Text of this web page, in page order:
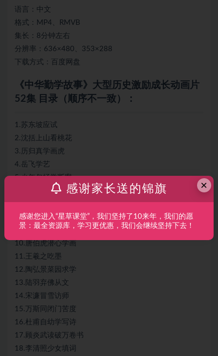
语言：中文
格式：MP4、RMVB
集长：8分钟左右
分辨率：636×480、353×288
下载方式：百度网盘
《中华勤学故事》大型历史激励成长动画片
52集 目录（顺序不一致）：
1.苏东坡应试
2.沈括上山看桃花
3.历归真学画虎
4.岳飞学艺
5.少年包拯学断案
6.陈平忍辱苦读书
7.匡衡凿壁偷光
8.李白铁杵磨成针
9.皇莆谧浪子回头
10.唐伯虎潜心学画
11.王羲之吃墨
12.陶弘景菜园求学
13.陆羽弃佛从文
14.宋濂冒雪访师
15.万斯同闭门苦度
16.杜甫自幼学写诗
17.顾炎武读破万卷书
18.李清照少女填词
×
感谢家长送的锦旗
感谢您进入“星草课堂”，我们坚持了10来年，我们的愿
景：最全资源库，学习更优惠，我们会继续坚持下去！